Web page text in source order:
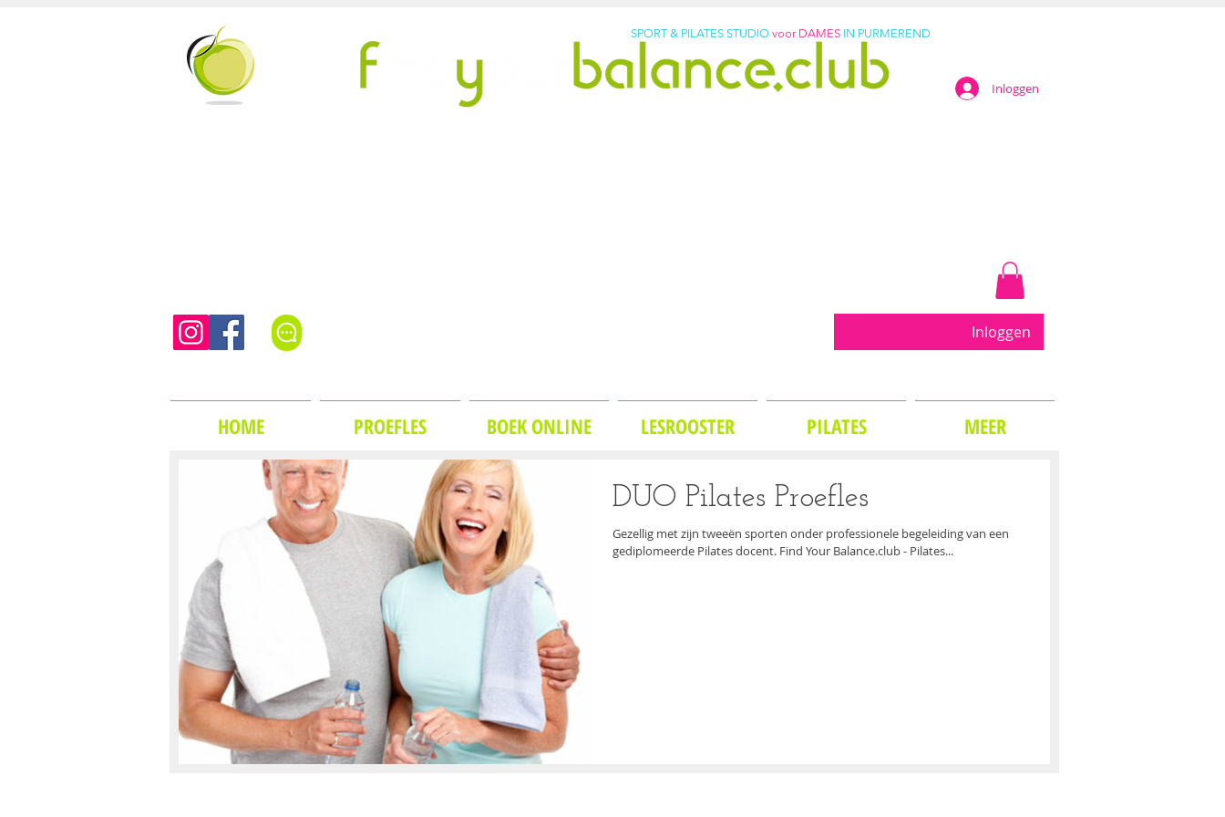
SPORT & PILATES STUDIO voor DAMES IN PURMEREND
Inloggen
Inloggen
HOME PROEFLES BOEK ONLINE LESROOSTER PILATES MEER
DUO Pilates Proefles
Gezellig met zijn tweeën sporten onder professionele begeleiding van een
gediplomeerde Pilates docent. Find Your Balance.club - Pilates...